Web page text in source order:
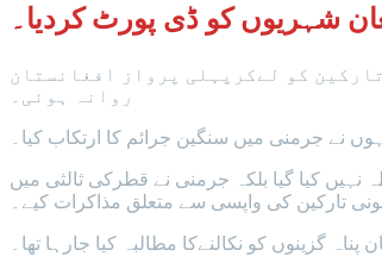
کو لےکرپہلی پرواز افغانستان
روانہ ہوئی۔
کیا گیا بلکہ جرمنی نے قطرکی ثالثی میں
تارکین کی واپسی سے متعلق مذاکرات کیے۔
گزینوں کو نکالنےکا مطالبہ کیا جارہا تھا۔